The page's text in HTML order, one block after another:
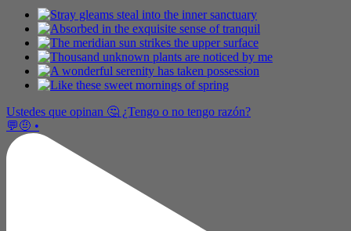
Ustedes que opinan 🤔 ¿Tengo o no tengo razón?
💬🤨 •